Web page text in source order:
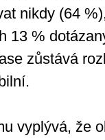
nikdy (64
13 %
zůstává
vyplývá, že